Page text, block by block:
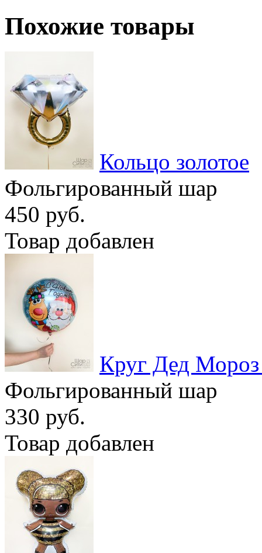
Похожие товары
Кольцо золотое
Фольгированный шар
450 руб.
Товар добавлен
Круг Дед Мороз
Фольгированный шар
330 руб.
Товар добавлен